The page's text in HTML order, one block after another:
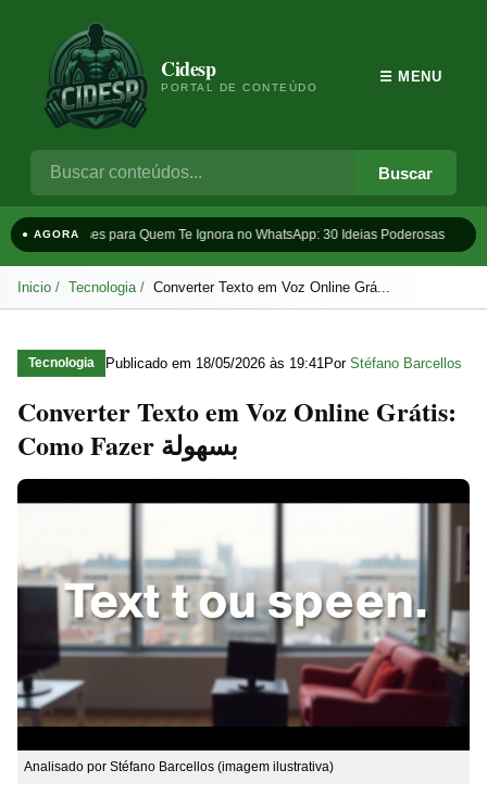
Cidesp
PORTAL DE CONTEÚDO
Buscar
☰ MENU
● AGORAFrases para Quem Te Ignora no WhatsApp: 30 Ideias Poderosas
Inicio Tecnologia Converter Texto em Voz Online Grá...
Tecnologia Publicado em 18/05/2026 às 19:41 Por Stéfano Barcellos
Converter Texto em Voz Online Grátis:
Como Fazer بسهولة
Analisado por Stéfano Barcellos (imagem ilustrativa)